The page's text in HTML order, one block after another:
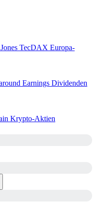
TecDAX Europa-
Earnings Dividenden
Krypto-Aktien